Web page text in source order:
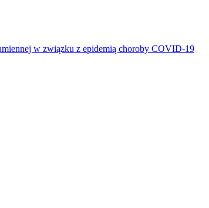
w związku z epidemią choroby COVID-19